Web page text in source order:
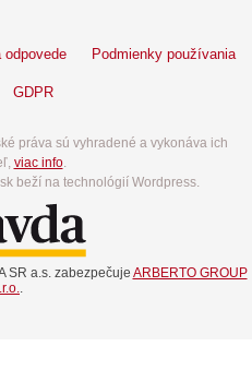
Podmienky používania
GDPR
práva sú vyhradené a vykonáva ich
viac info.
beží na technológií Wordpress.
SR a.s. zabezpečuje ARBERTO GROUP